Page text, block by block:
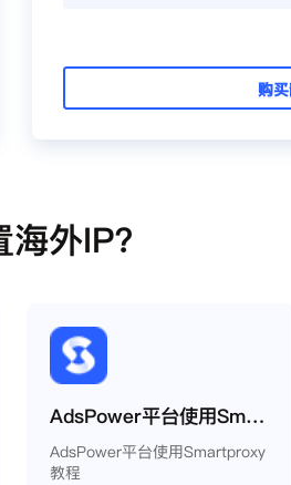
购
外IP？
AdsPower平台使用Smartproxy教程
AdsPower平台使用Smartproxy
教程